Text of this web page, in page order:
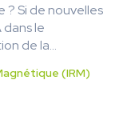
le
de la...
(IRM)